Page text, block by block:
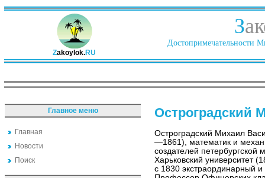
Zakoylok.RU
З
Достопримечательности
Главное меню
Главная
Новости
Поиск
Остроградский
Остроградский Михаил
—1861), математик и
создателей
Харьковский университет
с 1830 экстраординарный